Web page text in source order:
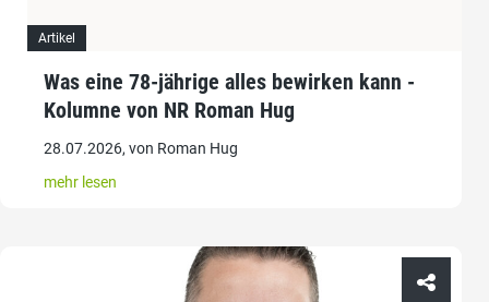
Artikel
Was eine 78-jährige alles bewirken kann -
Kolumne von NR Roman Hug
28.07.2026, von Roman Hug
mehr lesen